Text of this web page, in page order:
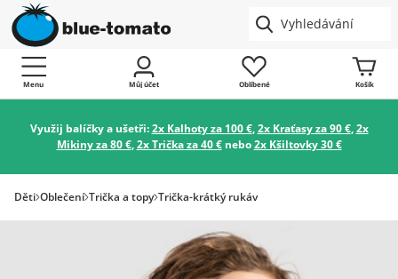
Menu Můj účet Oblíbené Košík
Využij balíčky a ušetři:2x Kalhoty za 100 €,2x Kraťasy za 90 €,2x
Mikiny za 80 €,2x Trička za 40 €nebo2x Kšiltovky 30 €
Děti Oblečení Trička a topy Trička-krátký rukáv